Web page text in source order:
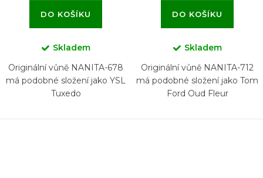
DO KOŠÍKU
Skladem
Originální vůně NANITA-678
má podobné složení jako YSL
Tuxedo
DO KOŠÍKU
Skladem
Originální vůně NANITA-712
má podobné složení jako Tom
Ford Oud Fleur